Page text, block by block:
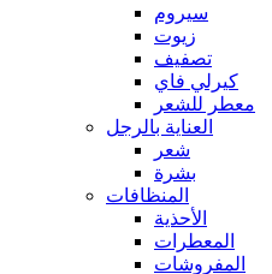
سيروم
زيوت
تصفيف
كيرلي فاي
معطر للشعر
العناية بالرجل
شعر
بشرة
المنظافات
الأحذية
المعطرات
المفروشات